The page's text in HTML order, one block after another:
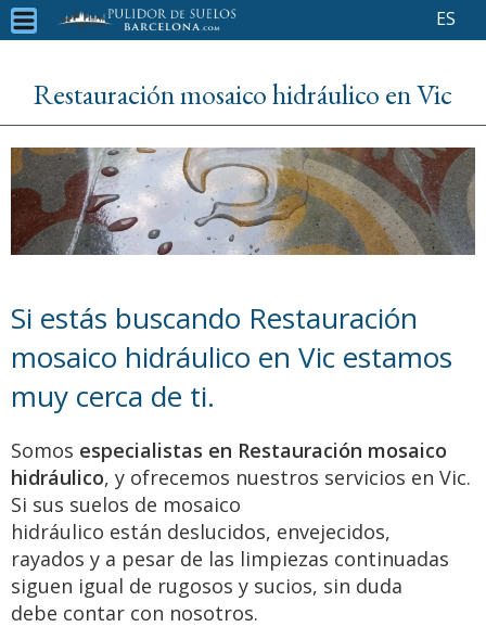
ES
Restauración mosaico hidráulico en Vic
Si estás buscando Restauración
mosaico hidráulico en Vic estamos
muy cerca de ti.
Somos especialistas en Restauración mosaico
hidráulico, y ofrecemos nuestros servicios en Vic.
Si sus suelos de mosaico
hidráulico están deslucidos, envejecidos,
rayados y a pesar de las limpiezas continuadas
siguen igual de rugosos y sucios, sin duda
debe contar con nosotros.